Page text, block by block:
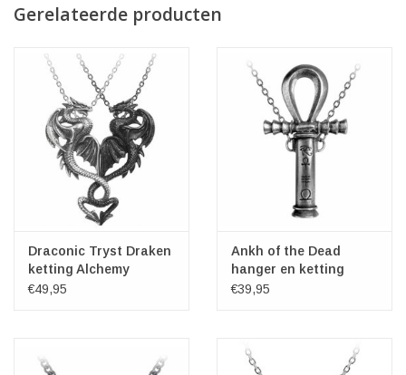
Gerelateerde producten
Draconic Tryst Draken
ketting Alchemy
€49,95
Ankh of the Dead
hanger en ketting
Alchemy
€39,95